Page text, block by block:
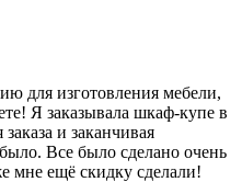
для изготовления мебели,
Я заказывала шкаф-купе в
и заканчивая
Все было сделано очень
мне ещё скидку сделали!